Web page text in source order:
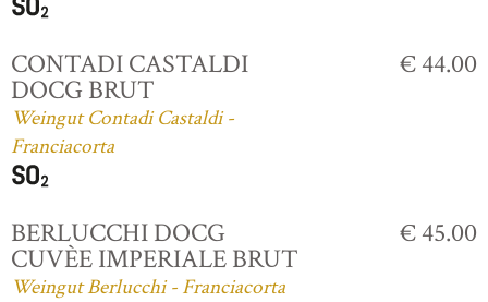
CONTADI CASTALDI
DOCG BRUT
Weingut Contadi Castaldi -
Franciacorta
€ 44.00
BERLUCCHI DOCG
CUVÈE IMPERIALE BRUT
Weingut Berlucchi - Franciacorta
€ 45.00